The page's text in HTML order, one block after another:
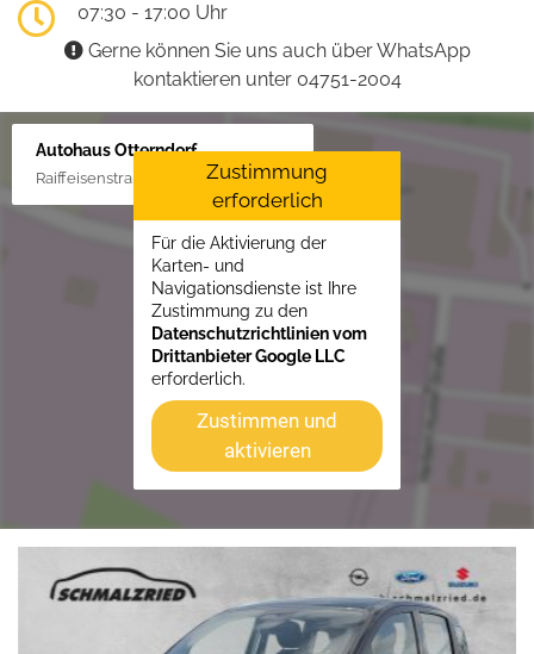
07:30 - 17:00 Uhr
Gerne können Sie uns auch über WhatsApp
kontaktieren unter 04751-2004
Autohaus Otterndorf
Raiffeisenstraße 1, 21762 Otterndorf
Zustimmung
erforderlich
Für die Aktivierung der
Karten- und
Navigationsdienste ist Ihre
Zustimmung zu den
Datenschutzrichtlinien vom
Drittanbieter Google LLC
erforderlich.
Zustimmen und
aktivieren